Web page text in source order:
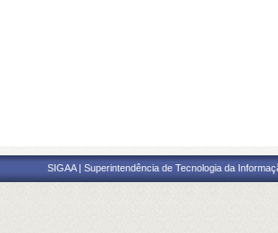
SIGAA | Superintendência de Tecnologia da